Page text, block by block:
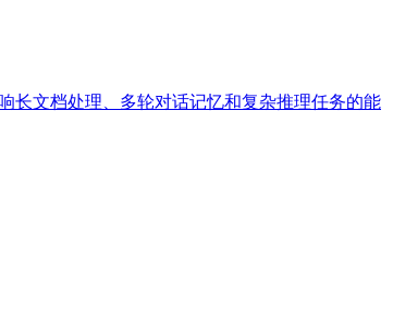
长文档处理、多轮对话记忆和复杂推理任务的能